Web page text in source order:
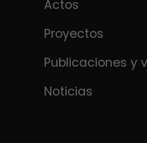
Actos
Proyectos
Publicaciones y
Noticias